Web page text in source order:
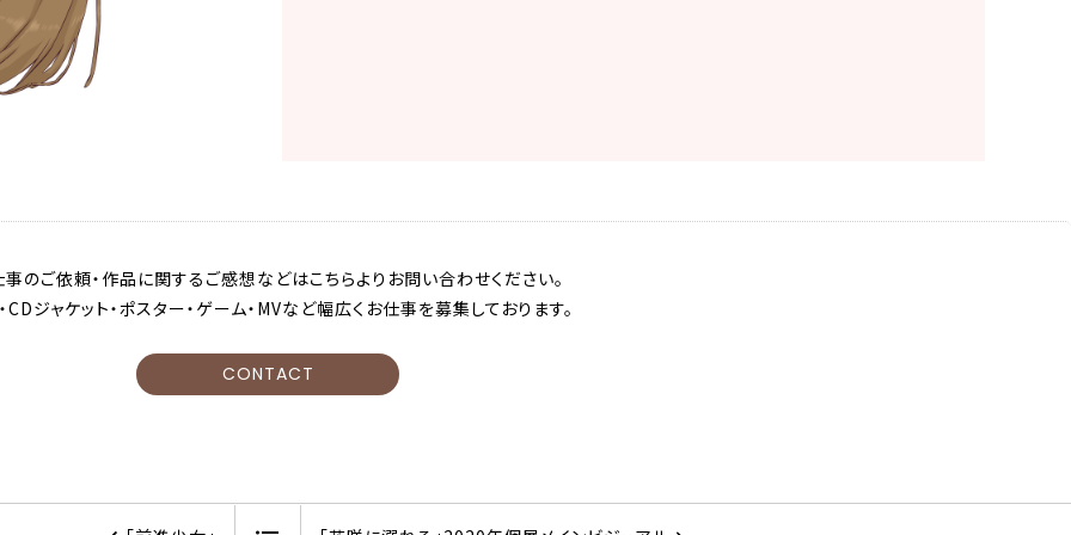
のご依頼・作品に関するご感想などはこちらよりお問い合わせください。
CDジャケット・ポスター・ゲーム・MVなど幅広くお仕事を募集しております。
CONTACT